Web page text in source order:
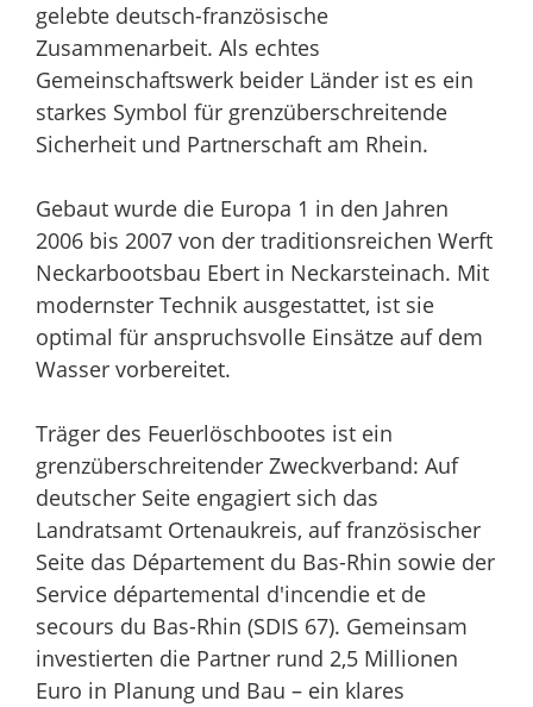
gelebte deutsch-französische
Zusammenarbeit. Als echtes
Gemeinschaftswerk beider Länder ist es ein
starkes Symbol für grenzüberschreitende
Sicherheit und Partnerschaft am Rhein.
Gebaut wurde die Europa 1 in den Jahren
2006 bis 2007 von der traditionsreichen Werft
Neckarbootsbau Ebert in Neckarsteinach. Mit
modernster Technik ausgestattet, ist sie
optimal für anspruchsvolle Einsätze auf dem
Wasser vorbereitet.
Träger des Feuerlöschbootes ist ein
grenzüberschreitender Zweckverband: Auf
deutscher Seite engagiert sich das
Landratsamt Ortenaukreis, auf französischer
Seite das Département du Bas-Rhin sowie der
Service départemental d'incendie et de
secours du Bas-Rhin (SDIS 67). Gemeinsam
investierten die Partner rund 2,5 Millionen
Euro in Planung und Bau – ein klares